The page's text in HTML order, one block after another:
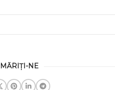
NE